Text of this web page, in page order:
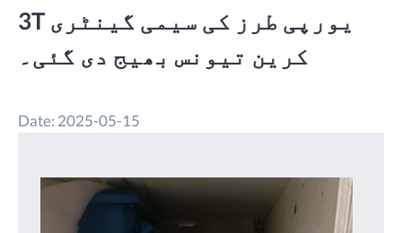
3T یورپی طرز کی سیمی گینٹری
کرین تیونس بھیج دی گئی۔
Date: 2025-05-15